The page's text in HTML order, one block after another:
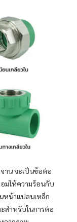
าน จะเป็นข้อต่อ
อมให้ความร้อนกับ
หน้าแปลนเหล็ก
สำหรับในการต่อ